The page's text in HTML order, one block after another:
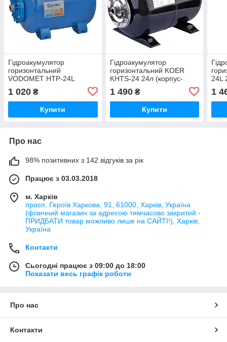
Гідроакумулятор
горизонтальний
VODOMET HTP-24L
корпус-сталь, мембрана
Se.Fa, фланець-
сополімер (VO4316)
1 020 ₴
Купити
Гідроакумулятор
горизонтальний KOER
KHTS-24 24л (корпус-
нержавійка (KB0012)
1 490₴
Купити
24L
1
Про нас
98% позитивних з 142 відгуків за рік
Працює з 03.03.2018
м. Харків
просп. Героїв Харкова, 91, 61000, Харків, Україна
(фізичний магазин за адресою тимчасово закритий -
ПРИДБАТИ товар можливо лише на САЙТІ!), Харків,
Україна
Контакти
Сьогодні працює з 09:00 до 18:00
Показати весь графік роботи
Про нас
Контакти